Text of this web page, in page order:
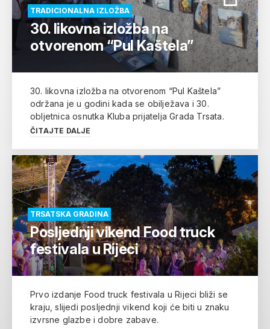
TRADICIONALNA IZLOŽBA
30. likovna izložba na
otvorenom “Pul Kaštela”
30. likovna izložba na otvorenom “Pul Kaštela”
održana je u godini kada se obilježava i 30.
obljetnica osnutka Kluba prijatelja Grada Trsata.
ČITAJTE DALJE
TRSATSKA GRADINA
Posljednji vikend Food truck
festivala u Rijeci
Prvo izdanje Food truck festivala u Rijeci bliži se
kraju, slijedi posljednji vikend koji će biti u znaku
izvrsne glazbe i dobre zabave.